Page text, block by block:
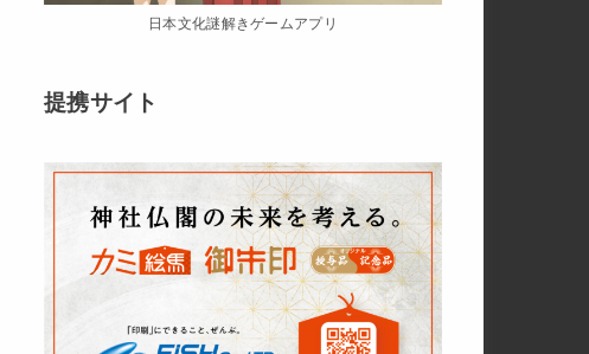
日本文化謎解きゲームアプリ
提携サイト